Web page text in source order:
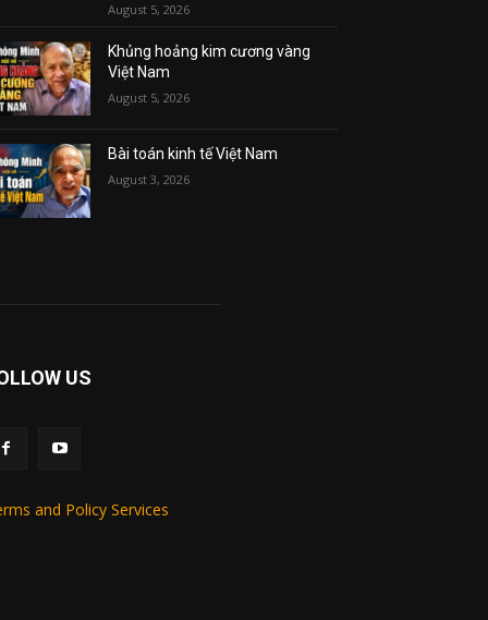
August 5, 2026
Khủng hoảng kim cương vàng
Việt Nam
August 5, 2026
Bài toán kinh tế Việt Nam
August 3, 2026
US
and Policy Services